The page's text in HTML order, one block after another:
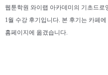
웹툰학원 와이랩 아카데미의 기초드로
1월 수강 후기입니다. 본 후기는 카페
홈페이지에 옮겼습니다.